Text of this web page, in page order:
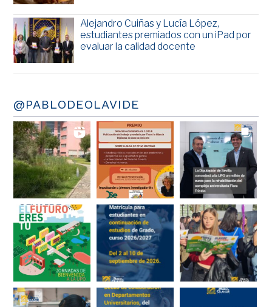
Alejandro Cuiñas y Lucía López,
estudiantes premiados con un iPad por
evaluar la calidad docente
@PABLODEOLAVIDE